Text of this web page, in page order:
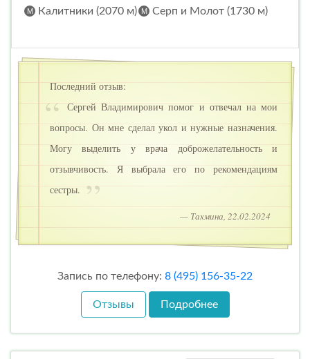
Калитники (2070 м)
Серп и Молот (1730 м)
Последний отзыв:
Сергей Владимирович помог и отвечал на мои
вопросы. Он мне сделал укол и нужные назначения.
Могу выделить у врача доброжелательность и
отзывчивость. Я выбрала его по рекомендациям
сестры.
— Тахмина, 22.02.2024
Запись по телефону: 8 (495) 156-35-22
Отзывы Подробнее